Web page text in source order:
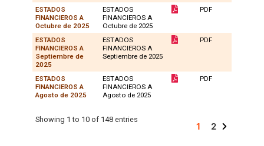
ESTADOS
FINANCIEROS A
Octubre de 2025
ESTADOS
FINANCIEROS A
Octubre de 2025
PDF
ESTADOS
FINANCIEROS A
Septiembre de
2025
ESTADOS
FINANCIEROS A
Septiembre de 2025
PDF
ESTADOS
FINANCIEROS A
Agosto de 2025
ESTADOS
FINANCIEROS A
Agosto de 2025
PDF
Showing 1 to 10 of 148 entries
1 2